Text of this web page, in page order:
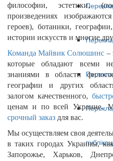
философии, эстетики,
произведениях
героев), ботаники,
истории искусств и многие
Команда Майвик Солюшинс –
которые обладают всеми
знаниями в области
географии и других
залогом качественного,
ценам и по всей Украине.
срочный заказ для вас.
Мы осуществляем своя
в таких городах Украины,
Запорожье, Харьков,